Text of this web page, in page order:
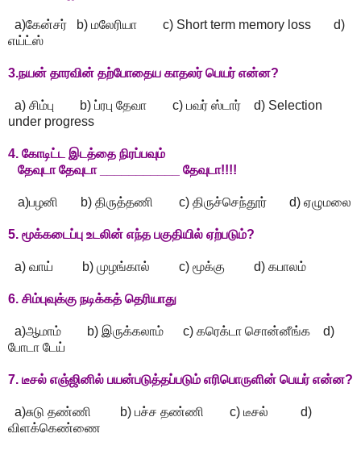
a)கேன்சர் b) மலேரியா c) Short term memory loss d)
எய்ட்ஸ்
3.நயன் தாரவின் தற்போதைய காதலர் பெயர் என்ன?
a) சிம்பு b) ப்ரபு தேவா c) பவர் ஸ்டார் d) Selection
under progress
4. கோடிட்ட இடத்தை நிரப்பவும்
தேவுடா தேவுடா ___________ தேவுடா!!!!
a)பழனி b) திருத்தணி c) திருச்செந்தூர் d) ஏழுமலை
5. மூக்கடைப்பு உடலின் எந்த பகுதியில் ஏற்படும்?
a) வாய் b) முழங்கால் c) மூக்கு d) கபாலம்
6. சிம்புவுக்கு நடிக்கத் தெரியாது
a)ஆமாம் b) இருக்கலாம் c) கரெக்டா சொன்னீங்க d)
போடா டேய்
7. டீசல் எஞ்ஜினில் பயன்படுத்தப்படும் எரிபொருளின் பெயர் என்ன?
a)சுடு தண்ணி b) பச்ச தண்ணி c) டீசல் d)
விளக்கெண்ணை